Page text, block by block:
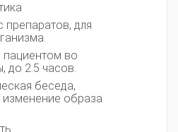
Корректировка
после курса